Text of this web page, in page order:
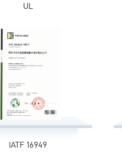
UL
IATF 16949